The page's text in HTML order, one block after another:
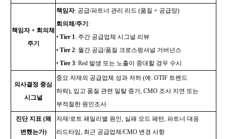
책임자 + 회의체
주기
책임자: 공급/파트너 관리 리드 (품질 + 공급망)
회의체/주기 :
• Tier 1: 주간 공급업체 시그널 리뷰
• Tier 2: 월간 공급/품질 크로스펑셔널 거버넌스
• Tier 3: Red 발생 또는 노출이 중대할 경우 수시
의사결정 중심
시그널
중요 자재의 공급업체 성과 저하 (예: OTIF 트렌드
하락), 입고 품질 관련 일탈 증가, CMO 조사 지연 또는
부적절한 원인조사
진단 지표 (왜
변했는가)
자재/로트 패밀리별 원인, 실패 모드 패턴, 파트너 대응
리드타임, 최근 공급업체/CMO 변경 사항